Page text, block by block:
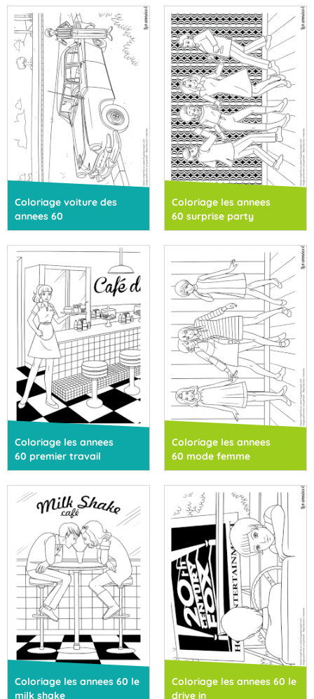
Coloriage voiture des
annees 60
Coloriage les annees
60 surprise party
Coloriage les annees
60 premier travail
Coloriage les annees
60 mode femme
Coloriage les annees 60 le
milk shake
Coloriage les annees 60 le
drive in